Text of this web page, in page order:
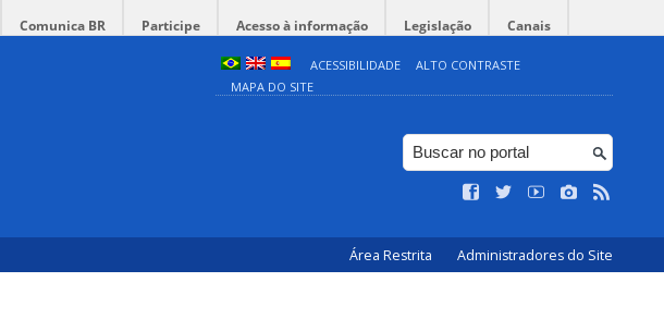
Comunica BR Participe Acesso à informação Legislação Canais
ACESSIBILIDADE
ALTO CONTRASTE
MAPA DO SITE
Área Restrita Administradores do Site